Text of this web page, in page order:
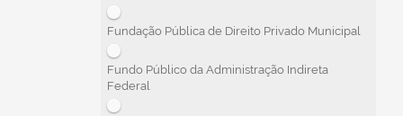
Fundação Pública de Direito Privado Municipal
Fundo Público da Administração Indireta
Federal